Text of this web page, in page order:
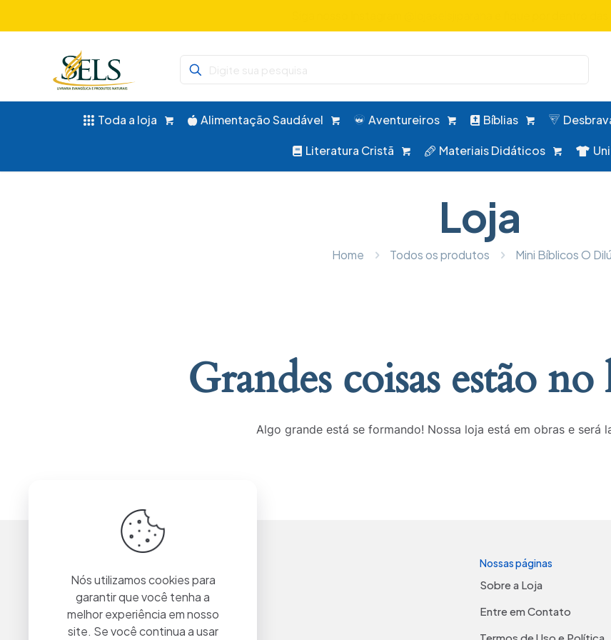
Toda a loja Alimentação Saudável Aventureiros Bíblias
Literatura Cristã Materiais Didáticos
Loja
Home Todos os produtos Mini Bíblicos O
Grandes coisas estão
Algo grande está se formando! Nossa loja está em obras e será
Nossas páginas
Sobre a Loja
Entre em Contato
Termos de Uso e Política
Nós utilizamos cookies para
garantir que você tenha a
melhor experiência em nosso
site. Se você continua a usar